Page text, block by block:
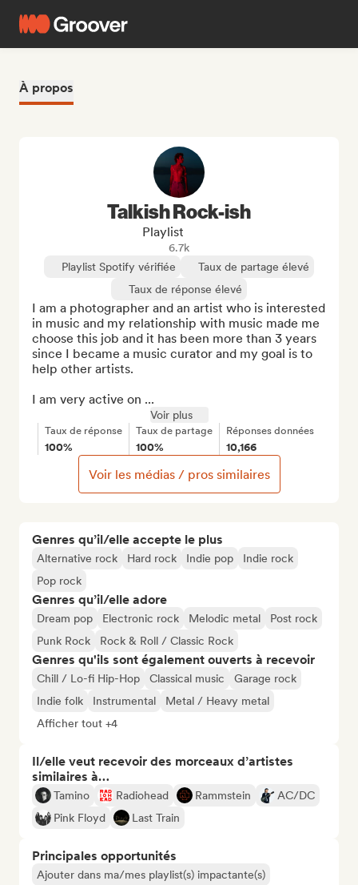
À propos
Genres qu’il/elle accepte le plus
Alternative rock Hard rock Indie pop
Indie rock
Pop rock
Genres qu’il/elle adore
Dream pop Electronic rock Melodic metal
Post rock
Punk Rock
Rock & Roll / Classic Rock
Genres qu'ils sont également ouverts à recevoir
Chill / Lo-fi Hip-Hop Classical music
Garage rock
Indie folk
Instrumental
Metal / Heavy metal
Afficher tout +4
Il/elle veut recevoir des morceaux d’artistes
similaires à…
Tamino Radiohead Rammstein
AC/DC
Pink Floyd
Last Train
Principales opportunités
Ajouter dans ma/mes playlist(s) impactante(s)
Talkish Rock-ish
Playlist
6.7k
Playlist Spotify vérifiée
Taux de partage élevé
Taux de réponse élevé
I am a photographer and an artist who is interested
in music and my relationship with music made me
choose this job and it has been more than 3 years
since I became a music curator and my goal is to
help other artists.
I am very active on ...
Voir plus
Taux de réponse
100%
Taux de partage
100%
Réponses données
10,166
Voir les médias / pros similaires